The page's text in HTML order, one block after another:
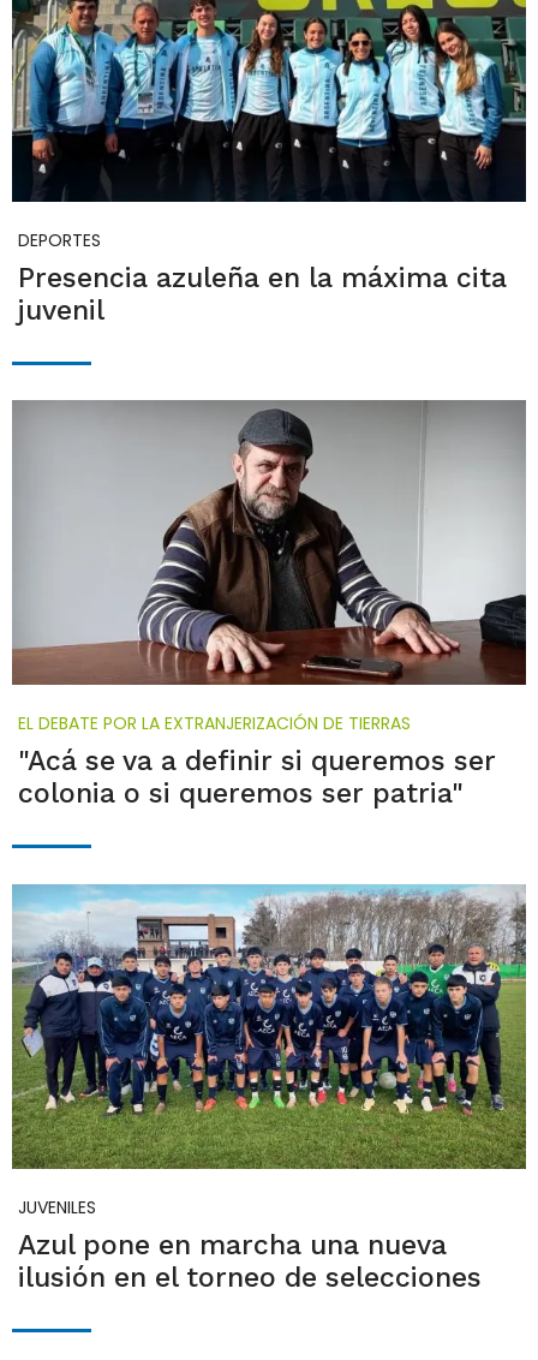
DEPORTES
Presencia azuleña en la máxima cita
juvenil
EL DEBATE POR LA EXTRANJERIZACIÓN DE TIERRAS
"Acá se va a definir si queremos ser
colonia o si queremos ser patria"
JUVENILES
Azul pone en marcha una nueva
ilusión en el torneo de selecciones